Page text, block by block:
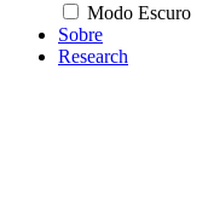
Modo Escuro
Sobre
Research